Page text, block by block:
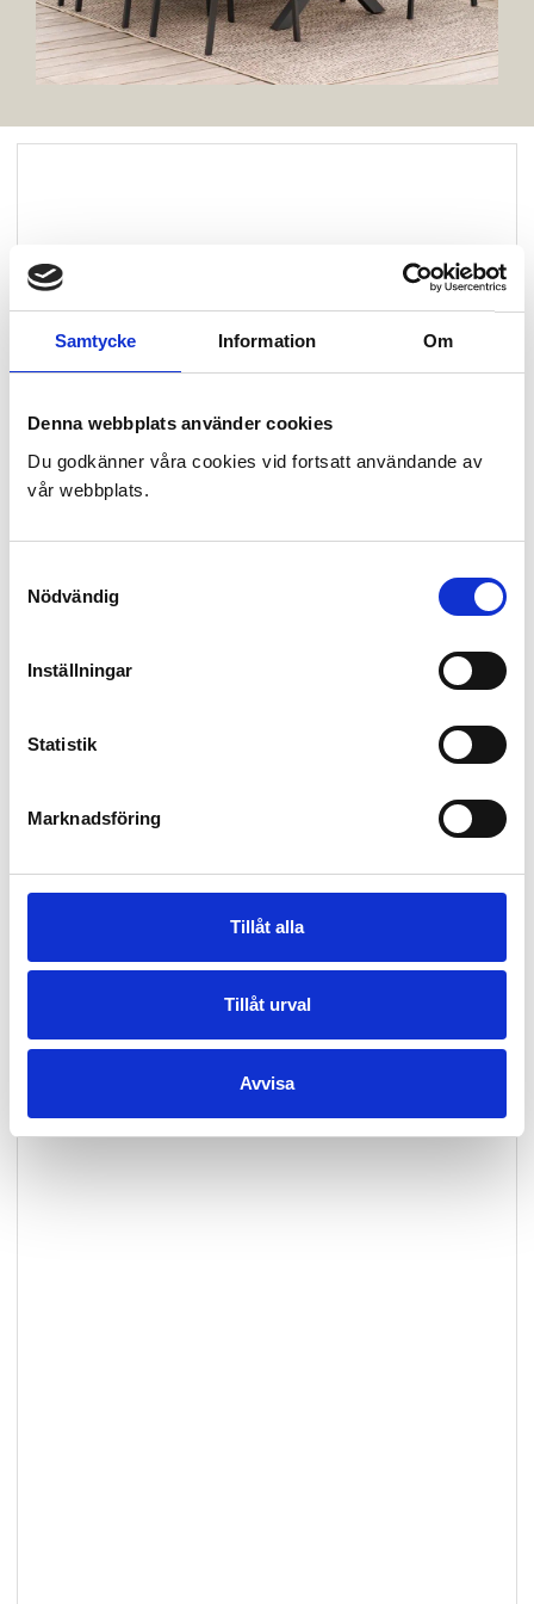
Samtycke Information Om
Denna webbplats använder cookies
Du godkänner våra cookies vid fortsatt användande av
vår webbplats.
Nödvändig
Inställningar
Statistik
Marknadsföring
Tillåt alla
Tillåt urval
Avvisa
Visa fler